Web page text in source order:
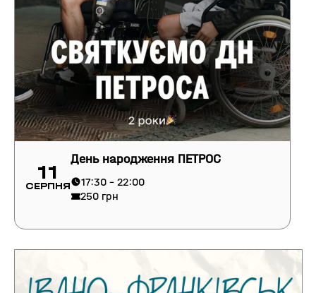
11
Серпня
День народження ПЕТРОС
17:30 - 22:00
250 грн